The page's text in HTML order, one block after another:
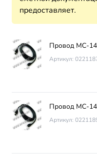
предоставляет.
Провод МС-
Артикул:
Провод МС-
Артикул: